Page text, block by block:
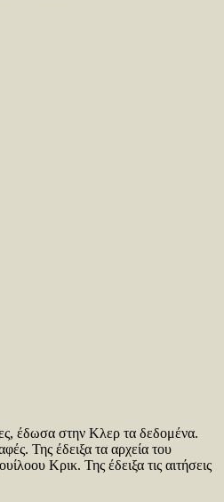
έδωσα στην Κλερ τα δεδομένα.
Της έδειξα τα αρχεία του
Κρικ. Της έδειξα τις αιτήσεις